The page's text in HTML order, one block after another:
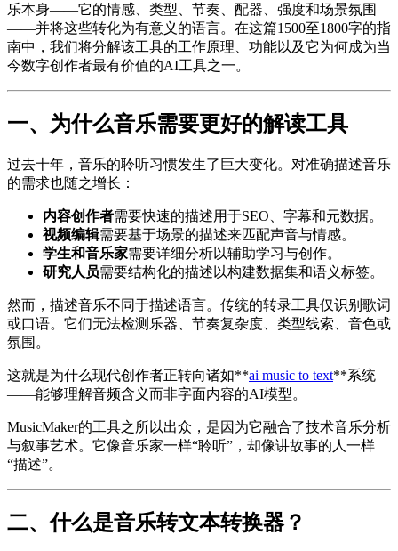
乐本身——它的情感、类型、节奏、配器、强度和场景氛围
——并将这些转化为有意义的语言。在这篇1500至1800字的指
南中，我们将分解该工具的工作原理、功能以及它为何成为当
今数字创作者最有价值的AI工具之一。
一、为什么音乐需要更好的解读工具
过去十年，音乐的聆听习惯发生了巨大变化。对准确描述音乐
的需求也随之增长：
内容创作者需要快速的描述用于SEO、字幕和元数据。
视频编辑需要基于场景的描述来匹配声音与情感。
学生和音乐家需要详细分析以辅助学习与创作。
研究人员需要结构化的描述以构建数据集和语义标签。
然而，描述音乐不同于描述语言。传统的转录工具仅识别歌词
或口语。它们无法检测乐器、节奏复杂度、类型线索、音色或
氛围。
这就是为什么现代创作者正转向诸如**ai music to text**系统
——能够理解音频含义而非字面内容的AI模型。
MusicMaker的工具之所以出众，是因为它融合了技术音乐分析
与叙事艺术。它像音乐家一样“聆听”，却像讲故事的人一样
“描述”。
二、什么是音乐转文本转换器？